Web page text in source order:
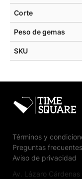
Corte
Peso de gemas
SKU
Términos y
Preguntas frecuentes
Aviso de privacidad
Av. Lázaro